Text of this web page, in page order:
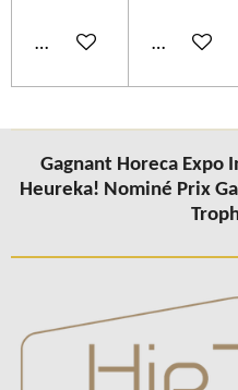
Ajouter au panierAjouter au
Gagnant Horeca
Heureka! Nominé Prix